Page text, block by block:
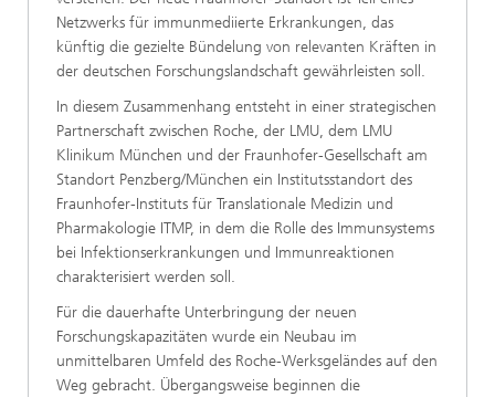
Netzwerks für immunmediierte Erkrankungen, das
künftig die gezielte Bündelung von relevanten Kräften in
der deutschen Forschungslandschaft gewährleisten soll.
In diesem Zusammenhang entsteht in einer strategischen
Partnerschaft zwischen Roche, der LMU, dem LMU
Klinikum München und der Fraunhofer-Gesellschaft am
Standort Penzberg/München ein Institutsstandort des
Fraunhofer-Instituts für Translationale Medizin und
Pharmakologie ITMP, in dem die Rolle des Immunsystems
bei Infektionserkrankungen und Immunreaktionen
charakterisiert werden soll.
Für die dauerhafte Unterbringung der neuen
Forschungskapazitäten wurde ein Neubau im
unmittelbaren Umfeld des Roche-Werksgeländes auf den
Weg gebracht. Übergangsweise beginnen die